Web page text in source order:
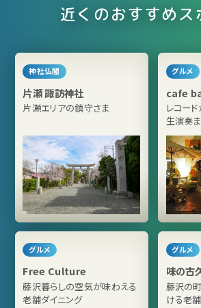
近くのおすすめス
神社仏閣
片瀬 諏訪神社
片瀬エリアの鎮守さま
グルメ
cafe
レコー
生演奏
作り料
める老
グルメ
Free Culture
藤沢暮らしの空気が味わえる
老舗ダイニング
グルメ
味の古
藤沢の
ける老